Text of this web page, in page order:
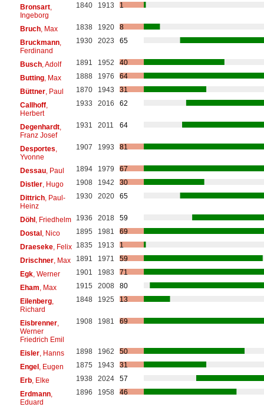
Bronsart,
Ingeborg
1840 1913 1
Bruch, Max 1838 1920
8
Bruckmann,
Ferdinand
1930 2023 65
Busch, Adolf 1891 1952
40
Butting, Max 1888 1976
64
Büttner, Paul 1870 1943
31
Callhoff,
Herbert
1933 2016 62
Degenhardt,
Franz Josef
1931 2011 64
Desportes
Yvonne
1907 1993 81
Dessau, Paul 1894 1979
67
Distler, Hugo 1908 1942
30
Dittrich, Paul-
Heinz
1930 2020 65
Döhl, Friedhelm 1936 2018
59
Dostal, Nico 1895 1981
69
Draeseke, Felix 1835 1913
1
Drischner, Max 1891 1971
59
Egk, Werner 1901 1983
71
Eham , Max 1915 2008
80
Eilenberg,
Richard
1848 1925 13
Eisbrenner,
Werner
Friedrich Emil
1908 1981 69
Eisler, Hanns 1898 1962
50
Engel, Eugen 1875 1943
31
Erb, Elke 1938 2024
57
Erdmann,
Eduard
1896 1958 46